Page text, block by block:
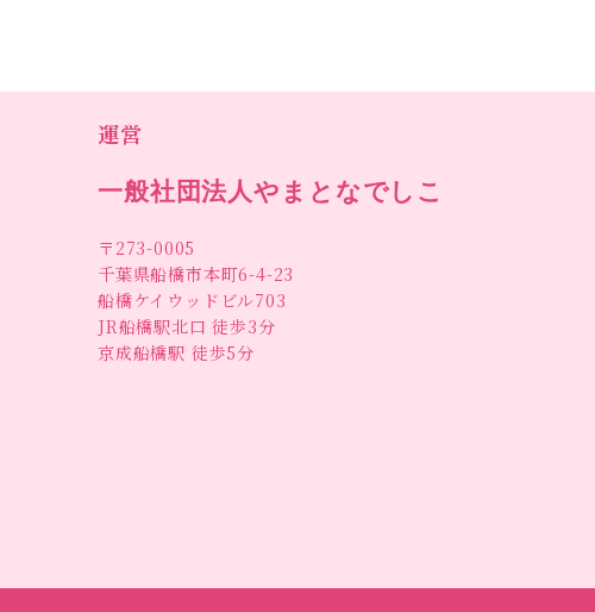
運営
一般社団法人やまとなでしこ
〒273-0005
千葉県船橋市本町6-4-23
船橋ケイウッドビル703
JR船橋駅北口 徒歩3分
京成船橋駅 徒歩5分